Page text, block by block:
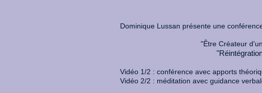
Dominique Lussan présente une
"Être Créateur
Vidéo 1/2 : conférence avec apports
Vidéo 2/2 : méditation avec guidance